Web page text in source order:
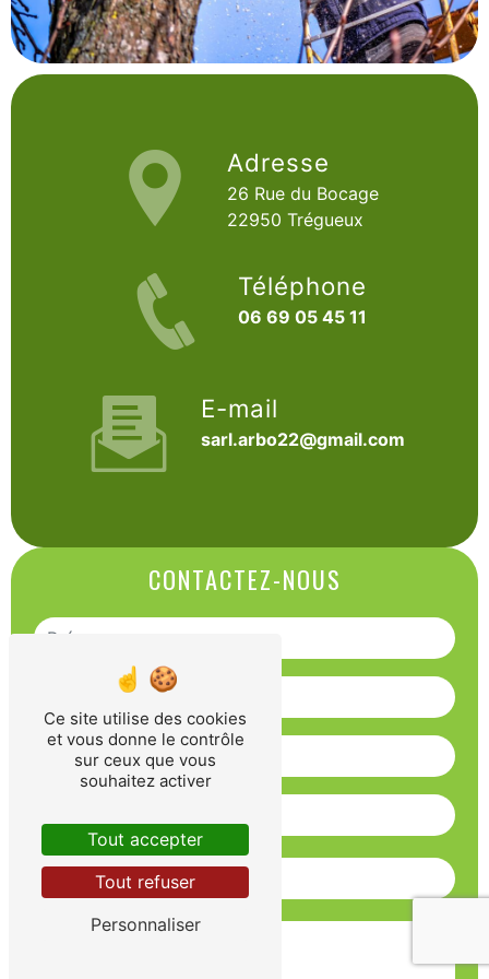
Adresse
26 Rue du Bocage
22950 Trégueux
Téléphone
06 69 05 45 11
E-mail
sarl.arbo22@gmail.com
CONTACTEZ-NOUS
Ce site utilise des cookies
et vous donne le contrôle
sur ceux que vous
souhaitez activer
Tout accepter
Tout refuser
Personnaliser